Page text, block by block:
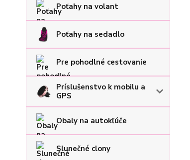
Poťahy na volant
Poťahy na sedadlo
Pre pohodlné cestovanie
Príslušenstvo k mobilu a
GPS
Obaly na autokľúče
Slunečné clony